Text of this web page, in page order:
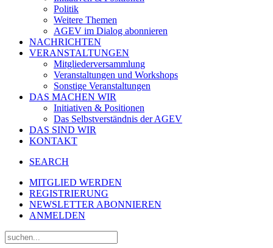
Politik
Weitere Themen
AGEV im Dialog abonnieren
NACHRICHTEN
VERANSTALTUNGEN
Mitgliederversammlung
Veranstaltungen und Workshops
Sonstige Veranstaltungen
DAS MACHEN WIR
Initiativen & Positionen
Das Selbstverständnis der AGEV
DAS SIND WIR
KONTAKT
SEARCH
MITGLIED WERDEN
REGISTRIERUNG
NEWSLETTER ABONNIEREN
ANMELDEN